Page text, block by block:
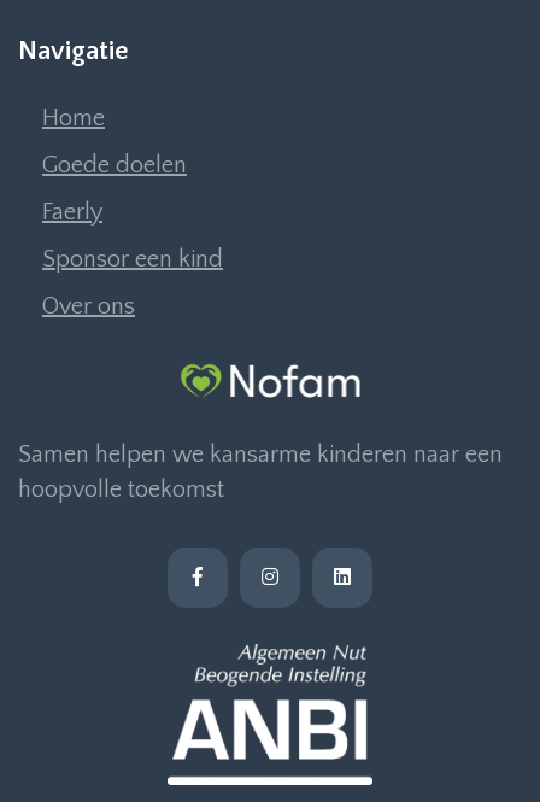
Navigatie
Home
Goede doelen
Faerly
Sponsor een kind
Over ons
Samen helpen we kansarme kinderen naar een
hoopvolle toekomst